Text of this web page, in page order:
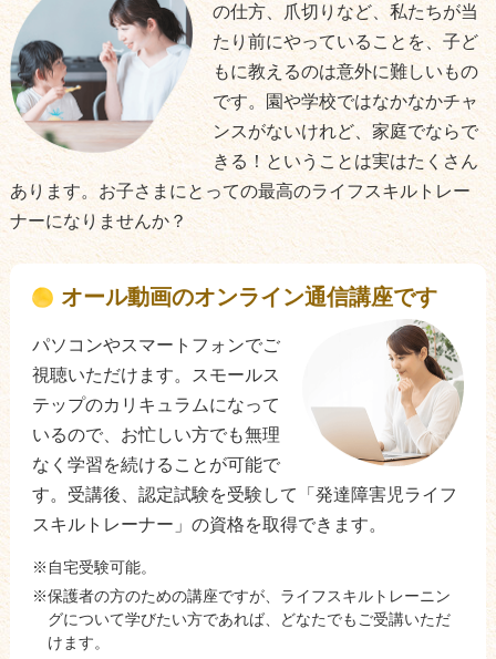
の仕方、爪切りなど、私たちが当
たり前にやっていることを、子ど
もに教えるのは意外に難しいもの
です。園や学校ではなかなかチャ
ンスがないけれど、家庭でならで
きる！ということは実はたくさん
あります。お子さまにとっての最高のライフスキルトレー
ナーになりませんか？
オール動画のオンライン通信講座です
パソコンやスマートフォンでご
視聴いただけます。スモールス
テップのカリキュラムになって
いるので、お忙しい方でも無理
なく学習を続けることが可能で
す。受講後、認定試験を受験して「発達障害児ライフ
スキルトレーナー」の資格を取得できます。
自宅受験可能。
保護者の方のための講座ですが、ライフスキルトレーニン
グについて学びたい方であれば、どなたでもご受講いただ
けます。